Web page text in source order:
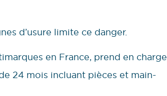
d’usure limite ce danger.
en France, prend en charge
24 mois incluant pièces et main-